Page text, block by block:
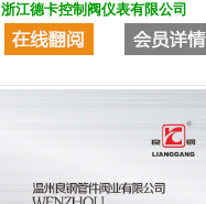
浙江德卡控制阀仪表有限公司